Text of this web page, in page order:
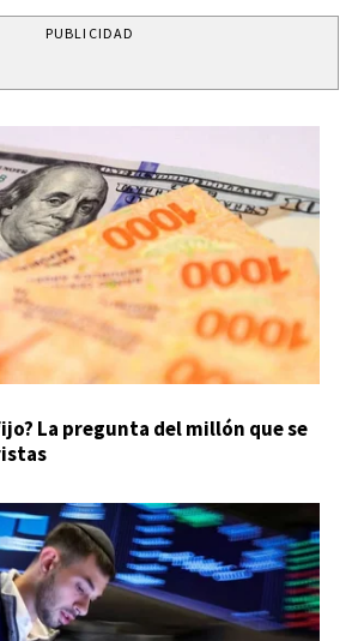
PUBLICIDAD
La pregunta del millón que se